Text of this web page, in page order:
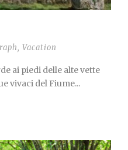
, Vacation
ai piedi delle alte vette
vivaci del Fiume...